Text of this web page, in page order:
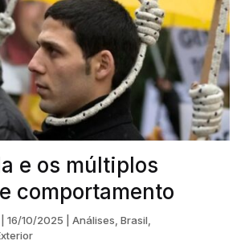
e os múltiplos
comportamento
16/10/2025 Análises Brasil